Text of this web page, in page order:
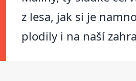
z lesa, jak si je
plodily i na naší